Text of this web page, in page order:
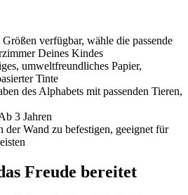
Größen verfügbar, wähle die passende
Deines Kindes
umweltfreundliches Papier,
Tinte
des Alphabets mit passenden Tieren,
3 Jahren
der Wand zu befestigen, geeignet für
Freude bereitet